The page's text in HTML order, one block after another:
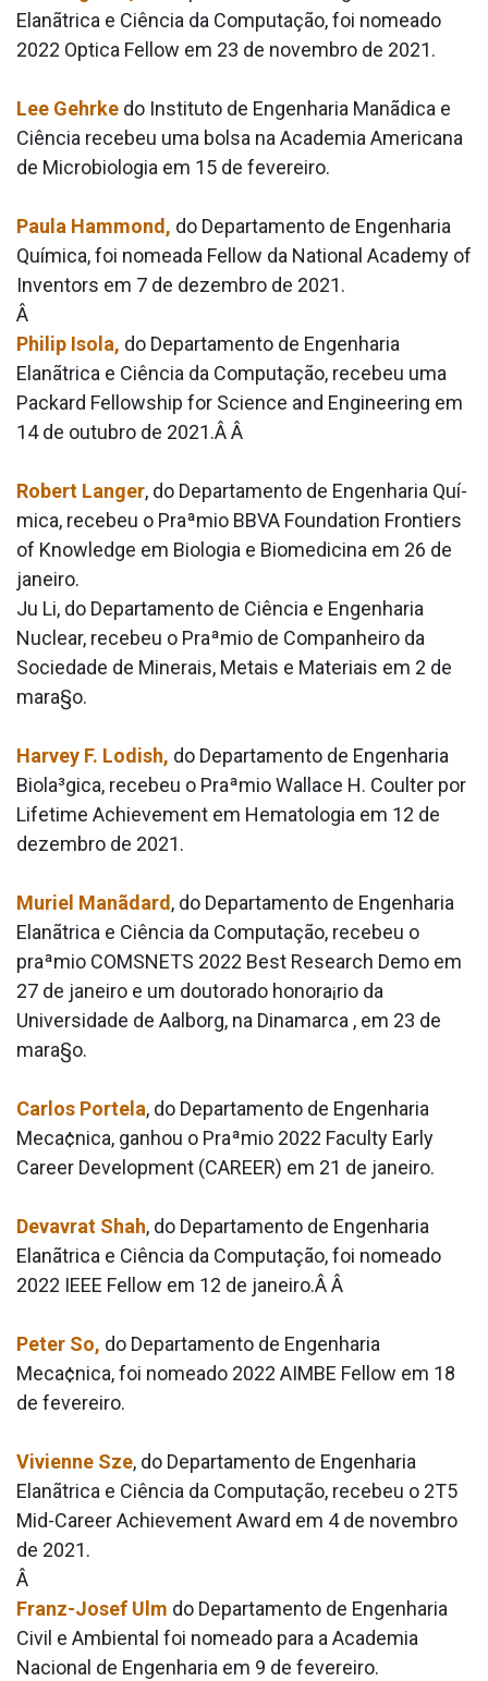
Elanãtrica e Ciência da Computação, foi nomeado
2022 Optica Fellow em 23 de novembro de 2021.
Lee Gehrke do Instituto de Engenharia Manãdica e
Ciência recebeu uma bolsa na Academia Americana
de Microbiologia em 15 de fevereiro.
Paula Hammond, do Departamento de Engenharia
Quí­mica, foi nomeada Fellow da National Academy of
Inventors em 7 de dezembro de 2021.
Â
Philip Isola, do Departamento de Engenharia
Elanãtrica e Ciência da Computação, recebeu uma
Packard Fellowship for Science and Engineering em
14 de outubro de 2021.Â Â
Robert Langer, do Departamento de Engenharia Quí­
mica, recebeu o Praªmio BBVA Foundation Frontiers
of Knowledge em Biologia e Biomedicina em 26 de
janeiro.
Ju Li, do Departamento de Ciência e Engenharia
Nuclear, recebeu o Praªmio de Companheiro da
Sociedade de Minerais, Metais e Materiais em 2 de
mara§o.
Harvey F. Lodish, do Departamento de Engenharia
Biola³gica, recebeu o Praªmio Wallace H. Coulter por
Lifetime Achievement em Hematologia em 12 de
dezembro de 2021.
Muriel Manãdard, do Departamento de Engenharia
Elanãtrica e Ciência da Computação, recebeu o
praªmio COMSNETS 2022 Best Research Demo em
27 de janeiro e um doutorado honora¡rio da
Universidade de Aalborg, na Dinamarca , em 23 de
mara§o.
Carlos Portela, do Departamento de Engenharia
Meca¢nica, ganhou o Praªmio 2022 Faculty Early
Career Development (CAREER) em 21 de janeiro.
Devavrat Shah, do Departamento de Engenharia
Elanãtrica e Ciência da Computação, foi nomeado
2022 IEEE Fellow em 12 de janeiro.Â Â
Peter So, do Departamento de Engenharia
Meca¢nica, foi nomeado 2022 AIMBE Fellow em 18
de fevereiro.
Vivienne Sze, do Departamento de Engenharia
Elanãtrica e Ciência da Computação, recebeu o 2T5
Mid-Career Achievement Award em 4 de novembro
de 2021.
Â
Franz-Josef Ulm do Departamento de Engenharia
Civil e Ambiental foi nomeado para a Academia
Nacional de Engenharia em 9 de fevereiro.